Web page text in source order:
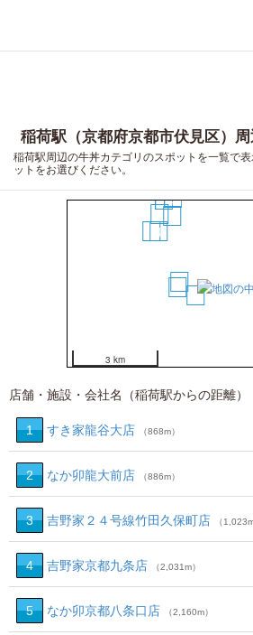
稲荷駅（京都府京都市伏見区）
稲荷駅周辺の牛丼カテゴリのスポットを一覧で
ットをお選びください。
1
2
3
4
7
8
9
3 km
店舗・施設・会社名（稲荷駅からの距離）
1 すき家龍谷大店 （868m）
2 なか卯龍大前店 （886m）
3 吉野家２４号線竹田久保町店 （1,023m
4 吉野家京都九条店 （2,031m）
5 なか卯京都八条口店 （2,160m）